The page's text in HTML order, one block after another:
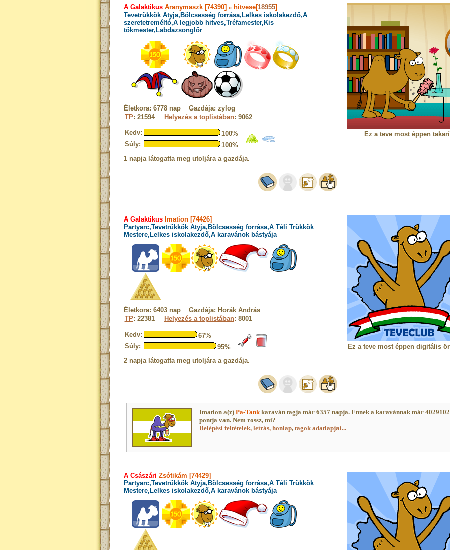
A GalaktikusAranymaszk [74390] » hitvese[18955]
Tevetrükkök Atyja,Bölcsesség forrása,Lelkes iskolakezdő,A
szeretetreméltó,A legjobb hitves,Tréfamester,Kis
tökmester,Labdazsonglőr
Életkora: 6778 nap Gazdája: zylog
TP: 21594 Helyezés a toplistában: 9062
Kedv:
100%
Súly:
100%
1 napja látogatta meg utoljára a gazdája.
Ez a teve most éppen
A GalaktikusImation [74426]
Partyarc,Tevetrükkök Atyja,Bölcsesség forrása,A Téli Trükkök
Mestere,Lelkes iskolakezdő,A karavánok bástyája
Életkora: 6403 nap Gazdája: Horák András
TP: 22381 Helyezés a toplistában: 8001
Kedv:
67%
Súly:
95%
2 napja látogatta meg utoljára a gazdája.
Ez a teve most éppen digitális
Imation a(z) Pa-Tankkaraván tagja már 6357 napja. Ennek a karavánnak már
pontja van. Nem rossz, mi?
Belépési feltételek, leírás, honlap, tagok adatlapjai...
A Császári Zsótikám [74429]
Partyarc,Tevetrükkök Atyja,Bölcsesség forrása,A Téli Trükkök
Mestere,Lelkes iskolakezdő,A karavánok bástyája